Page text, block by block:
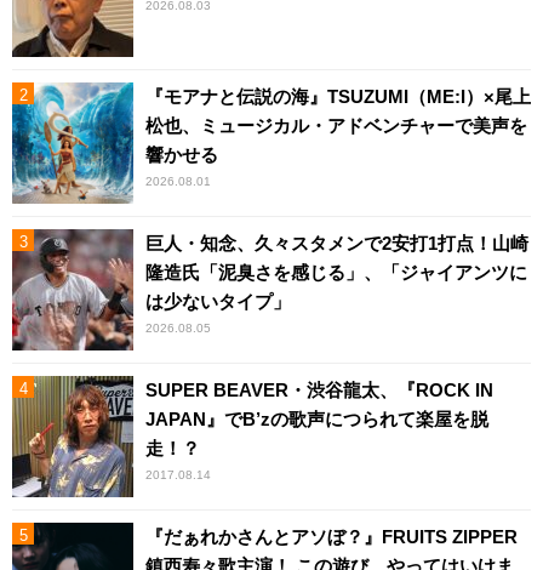
2026.08.03
『モアナと伝説の海』TSUZUMI（ME:I）×尾上
松也、ミュージカル・アドベンチャーで美声を
響かせる
2026.08.01
巨人・知念、久々スタメンで2安打1打点！山崎
隆造氏「泥臭さを感じる」、「ジャイアンツに
は少ないタイプ」
2026.08.05
SUPER BEAVER・渋谷龍太、『ROCK IN
JAPAN』でB’zの歌声につられて楽屋を脱
走！？
2017.08.14
『だぁれかさんとアソぼ？』FRUITS ZIPPER
鎮西寿々歌主演！ この遊び、やってはいけま